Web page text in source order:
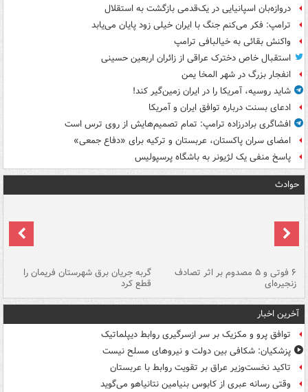
دروازه‌بان اسپانیایی در یک‌قدمی بازگشت به استقلال
ترامپ: فکر می‌کنم جنگ با ایران خیلی زود پایان می‌یابد
واکنش بقائی به خیالبافی ترامپ
استقبال خاص دخترک عراقی از زائران اربعین حسینی
انفجار بزرگ در شهر المخا یمن
شاید روسیه، آمریکا را در ایران زمین‌گیر کند!
ادعای بسنت درباره توافق ایران و آمریکا
افشاگری برادرزاده ترامپ: تمام تصمیم‌هایش از روی ترس است
امضای سران پاکستان، عربستان و ترکیه برای «دفاع جمعی»
پاسخ منفی یک لژیونر به باشگاه پرسپولیس
حوادث
۶ فوتی و ۵ مصدوم بر اثر تصادف
زنجیره‌ای
گربه جریان برق شهرستان فریمان را
قطع کرد
آخرین اخبار
توافق پرو و مکزیک بر سر ازسرگیری روابط دیپلماتیک
پزشکیان: شکافی بین دولت و نیروهای مسلح نیست
تاکید نخست‌وزیر عراق بر تقویت روابط با عربستان
وقتی رسانه عبری از کابوس بنیامین نتانیاهو می‌گوید